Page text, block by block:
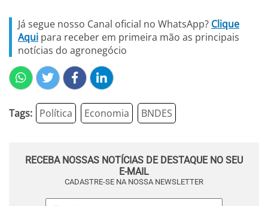
Já segue nosso Canal oficial no WhatsApp? Clique
Aqui para receber em primeira mão as principais
notícias do agronegócio
Tags: Política Economia BNDES
RECEBA NOSSAS NOTÍCIAS DE DESTAQUE NO SEU
E-MAIL
CADASTRE-SE NA NOSSA NEWSLETTER